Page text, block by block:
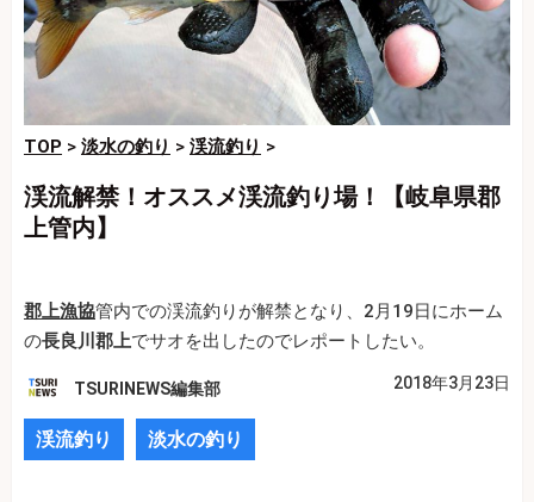
TOP > 淡水の釣り > 渓流釣り >
渓流解禁！オススメ渓流釣り場！【岐阜県郡
上管内】
郡上漁協管内での渓流釣りが解禁となり、2月19日にホーム
の長良川郡上でサオを出したのでレポートしたい。
TSURINEWS編集部 2018年3月23日
渓流釣り 淡水の釣り